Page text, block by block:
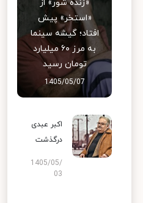
«زنده شور» از
«استخر» پیش
افتاد؛ گیشه سینما
به مرز ۶۰ میلیارد
تومان رسید
1405/05/07
اکبر عبدی
درگذشت
1405/05/
03